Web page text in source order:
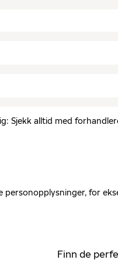
Sjekk alltid med
personopplysninger, for
Finn de